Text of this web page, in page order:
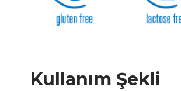
için geçerlidir.
Kullanım Şekli